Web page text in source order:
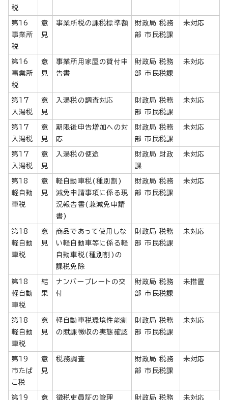
税
第16
事業所
税
意
見
事業所税の課税標準額
財政局 税務
部 市民税課
未対応
第16
事業所
税
意
見
事業所用家屋の貸付申
告書
財政局 税務
部 市民税課
未対応
第17
入湯税
意
見
入湯税の調査対応
財政局 税務
部 市民税課
未対応
第17
入湯税
意
見
期限後申告増加への対
応
財政局 税務
部 市民税課
未対応
第17
入湯税
意
見
入湯税の使途
財政局 財政
課
未対応
第18
軽自動
車税
意
見
軽自動車税(種別割)
減免申請事項に係る現
況報告書(兼減免申請
書)
財政局 税務
部 市民税課
未対応
第18
軽自動
車税
意
見
商品であって使用しな
い軽自動車等に係る軽
自動車税(種別割)の
課税免除
財政局 税務
部 市民税課
未対応
第18
軽自動
車税
結
果
ナンバープレートの交
付
財政局 税務
部 市民税課
未措置
第18
軽自動
車税
意
見
軽自動車税環境性能割
の賦課徴収の実態確認
財政局 税務
部 市民税課
未対応
第19
市たば
こ税
意
見
税務調査
財政局 税務
部 市民税課
未対応
第19 意 徴税吏員証の管理 財政局 税務 未対応